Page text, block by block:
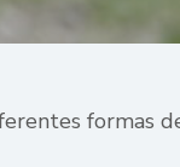
formas